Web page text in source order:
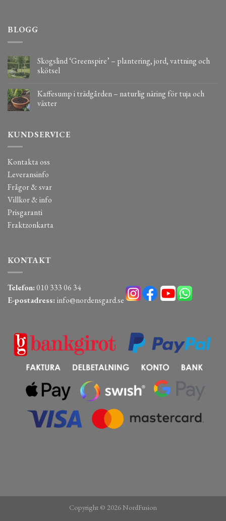
BLOGG
Skogslind ‘Greenspire’ – plantering, jord, vattning och
skötsel
Kaffesump i trädgården – naturlig näring för tuja och
växter
KUNDSERVICE
Kontakta oss
Leveransinfo
Frågor & svar
Villkor & info
Prisgaranti
Fraktzonkarta
KONTAKT
Telefon:010 333 06 34
E-postadress: info@nordensgard.se
Copyright © 2026 NordFusion